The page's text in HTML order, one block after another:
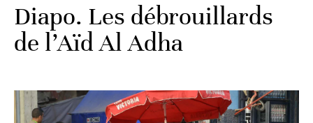
Diapo. Les débrouillards
de l’Aïd Al Adha